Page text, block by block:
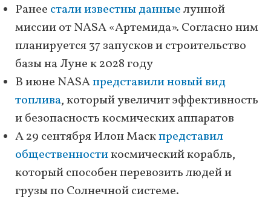
Ранее стали известны данныелунной
миссии от NASA «Артемида». Согласно ним
планируется 37 запусков и строительство
базы на Луне к 2028 году
В июне NASAпредставили новый вид
топлива, который увеличит эффективность
и безопасность космических аппаратов
А 29 сентября Илон Маскпредставил
общественностикосмический корабль,
который способен перевозить людей и
грузы по Солнечной системе.